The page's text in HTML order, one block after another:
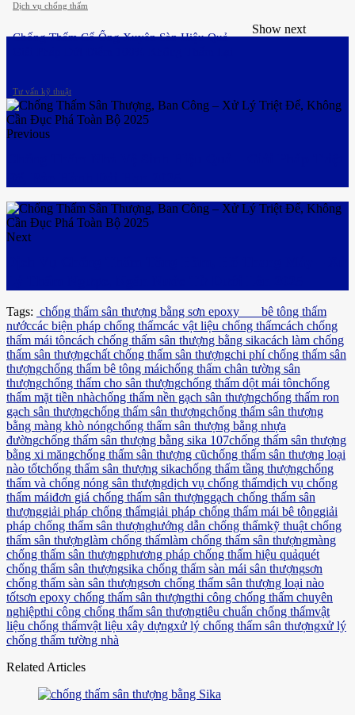
Dịch vụ chống thấm
Chống Thấm Cổ Ống Xuyên Sàn Hiệu Quả –
Tư vấn kỹ thuật
Show next
Previous
Next
Tags: chống thấm sân thượng bằng sơn epoxy bê tông thấm
nướccác biện pháp chống thấmcác vật liệu chống thấmcách chống
thấm mái tôncách chống thấm sân thượng bằng sikacách làm chống
thấm sân thượngchất chống thấm sân thượngchi phí chống thấm sân
thượngchống thấm bê tông máichống thấm chân tường sân
thượngchống thấm cho sân thượngchống thấm dột mái tônchống
thấm mặt tiền nhàchống thấm nền gạch sân thượngchống thấm ron
gạch sân thượngchống thấm sân thượngchống thấm sân thượng
bằng màng khò nóngchống thấm sân thượng bằng nhựa
đườngchống thấm sân thượng bằng sika 107chống thấm sân thượng
bằng xi măngchống thấm sân thượng cũchống thấm sân thượng loại
nào tốtchống thấm sân thượng sikachống thấm tầng thượngchống
thấm và chống nóng sân thượngdịch vụ chống thấmdịch vụ chống
thấm máiđơn giá chống thấm sân thượnggạch chống thấm sân
thượnggiải pháp chống thấmgiải pháp chống thấm mái bê tônggiải
pháp chống thấm sân thượnghướng dẫn chống thấmkỹ thuật chống
thấm sân thượnglàm chống thấmlàm chống thấm sân thượngmàng
chống thấm sân thượngphương pháp chống thấm hiệu quảquét
chống thấm sân thượngsika chống thấm sàn mái sân thượngsơn
chống thấm sàn sân thượngsơn chống thấm sân thượng loại nào
tốtsơn epoxy chống thấm sân thượngthi công chống thấm chuyên
nghiệpthi công chống thấm sân thượngtiêu chuẩn chống thấmvật
liệu chống thấmvật liệu xây dựngxử lý chống thấm sân thượngxử lý
chống thấm tường nhà
Related Articles